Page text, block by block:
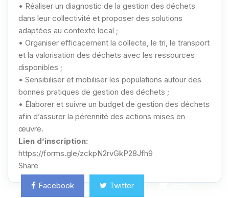
• Réaliser un diagnostic de la gestion des déchets
dans leur collectivité et proposer des solutions
adaptées au contexte local ;
• Organiser efficacement la collecte, le tri, le transport
et la valorisation des déchets avec les ressources
disponibles ;
• Sensibiliser et mobiliser les populations autour des
bonnes pratiques de gestion des déchets ;
• Élaborer et suivre un budget de gestion des déchets
afin d’assurer la pérennité des actions mises en
œuvre.
Lien d’inscription:
https://forms.gle/zckpN2rvGkP28Jfh9
Share
Facebook Twitter Email